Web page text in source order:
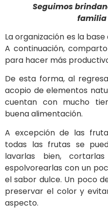
Seguimos
familia
La organización es la
A continuación,
para hacer más
De esta forma, al
acopio de elementos
cuentan con mucho
buena alimentación.
A excepción de las
todas las frutas se
lavarlas bien,
espolvorearlas con un
el sabor dulce. Un poco
preservar el color y
aspecto.